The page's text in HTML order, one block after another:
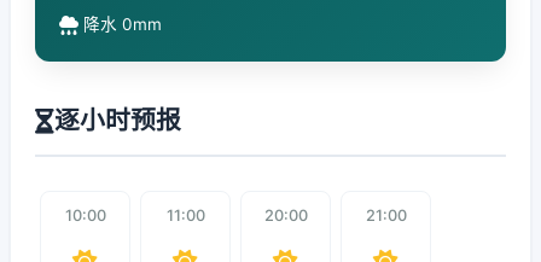
降水 0mm
逐小时预报
10:00 11:00 20:00 21:00